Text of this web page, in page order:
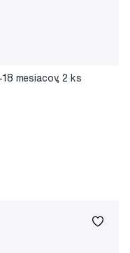
mesiacov, 2 ks